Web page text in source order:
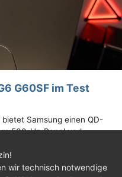
G60SF im Test
bietet Samsung einen QD-
500-Hz-Panel und
27 Zoll großen Monitor auf
wir technisch notwendige